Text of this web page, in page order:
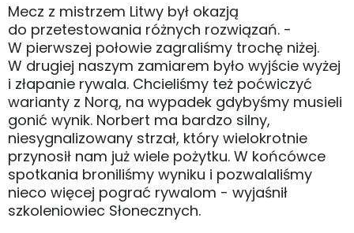
Mecz z mistrzem Litwy był okazją
do przetestowania różnych rozwiązań. -
W pierwszej połowie zagraliśmy trochę niżej.
W drugiej naszym zamiarem było wyjście wyżej
i złapanie rywala. Chcieliśmy też poćwiczyć
warianty z Norą, na wypadek gdybyśmy musieli
gonić wynik. Norbert ma bardzo silny,
niesygnalizowany strzał, który wielokrotnie
przynosił nam już wiele pożytku. W końcówce
spotkania broniliśmy wyniku i pozwalaliśmy
nieco więcej pograć rywalom - wyjaśnił
szkoleniowiec Słonecznych.